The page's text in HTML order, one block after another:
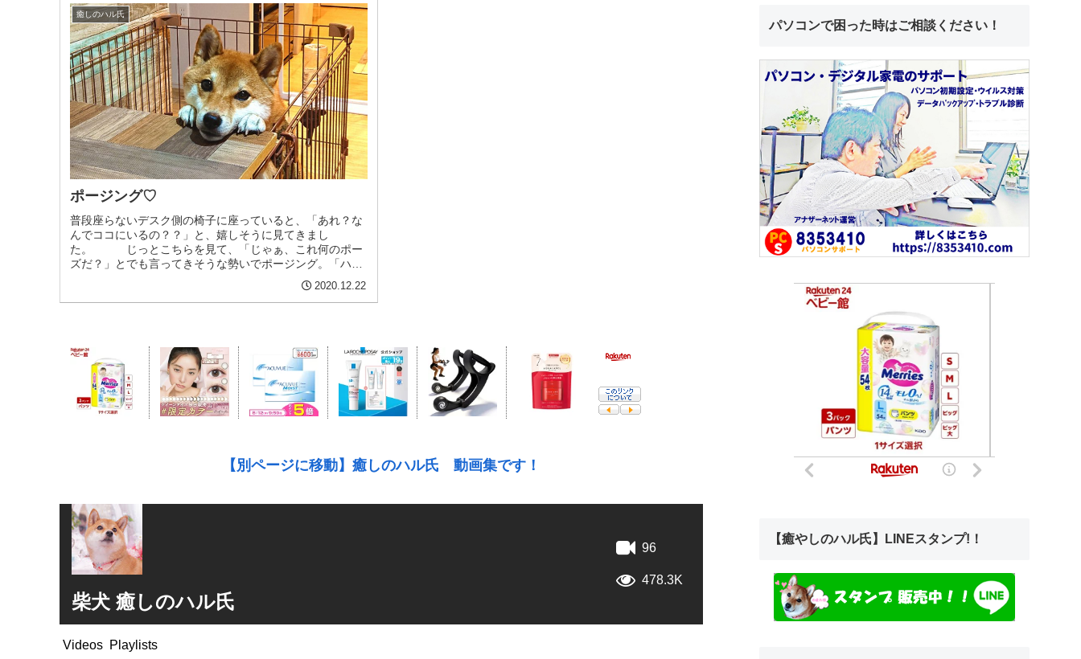
癒しのハル氏
ポージング♡
普段座らないデスク側の椅子に座っていると、「あれ？な
んでココにいるの？？」と、嬉しそうに見てきまし
た。 じっとこちらを見て、「じゃぁ、これ何のポー
ズだ？」とでも言ってきそうな勢いでポージング。「ハル
2020.12.22
【別ページに移動】癒しのハル氏 動画集です！
柴犬 癒しのハル氏
96
478.3K
Videos Playlists
パソコンで困った時はご相談ください！
【癒やしのハル氏】LINEスタンプ!！